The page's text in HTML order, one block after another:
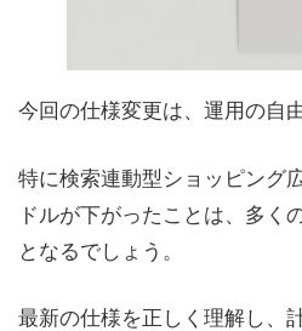
今回の仕様変更は、運用の自
特に検索連動型ショッピング
ドルが下がったことは、多く
となるでしょう。
最新の仕様を正しく理解し、